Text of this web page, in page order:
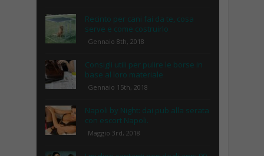
Recinto per cani fai da te, cosa
serve e come costruirlo
Gennaio 8th, 2018
Consigli utili per pulire le borse in
base al loro materiale
Gennaio 15th, 2018
Napoli by Night: dai pub alla serata
con escort Napoli.
Maggio 3rd, 2018